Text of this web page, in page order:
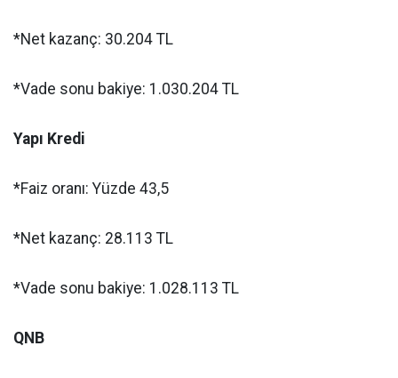
*Net kazanç: 30.204 TL
*Vade sonu bakiye: 1.030.204 TL
Yapı Kredi
*Faiz oranı: Yüzde 43,5
*Net kazanç: 28.113 TL
*Vade sonu bakiye: 1.028.113 TL
QNB